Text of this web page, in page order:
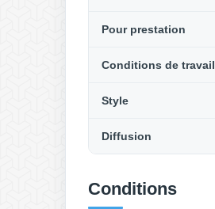
Pour prestation
Conditions de travail
Style
Diffusion
Conditions